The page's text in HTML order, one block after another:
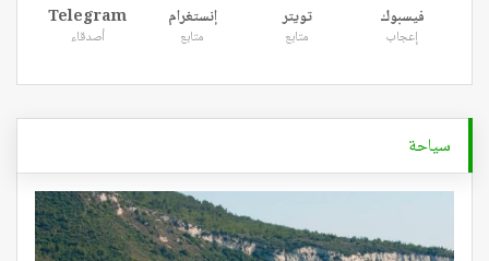
فيسبوك
إعجاب
تويتر
متابع
إنستغرام
متابع
Telegram
أصدقاء
سياحة